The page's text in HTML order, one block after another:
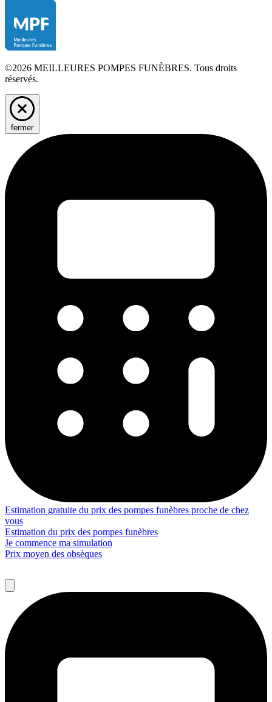
©2026 MEILLEURES POMPES FUNÈBRES. Tous droits
réservés.
fermer
Estimation gratuite du prix des pompes funèbres proche de chez
vous
Estimation du prix des pompes funèbres
Je commence ma simulation
Prix moyen des obsèques